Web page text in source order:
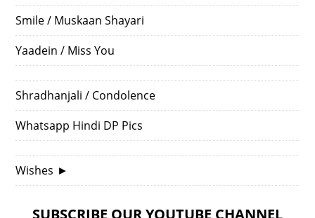
Smile / Muskaan Shayari
Yaadein / Miss You
Shradhanjali / Condolence
Whatsapp Hindi DP Pics
Wishes ►
SUBSCRIBE OUR YOUTUBE CHANNEL